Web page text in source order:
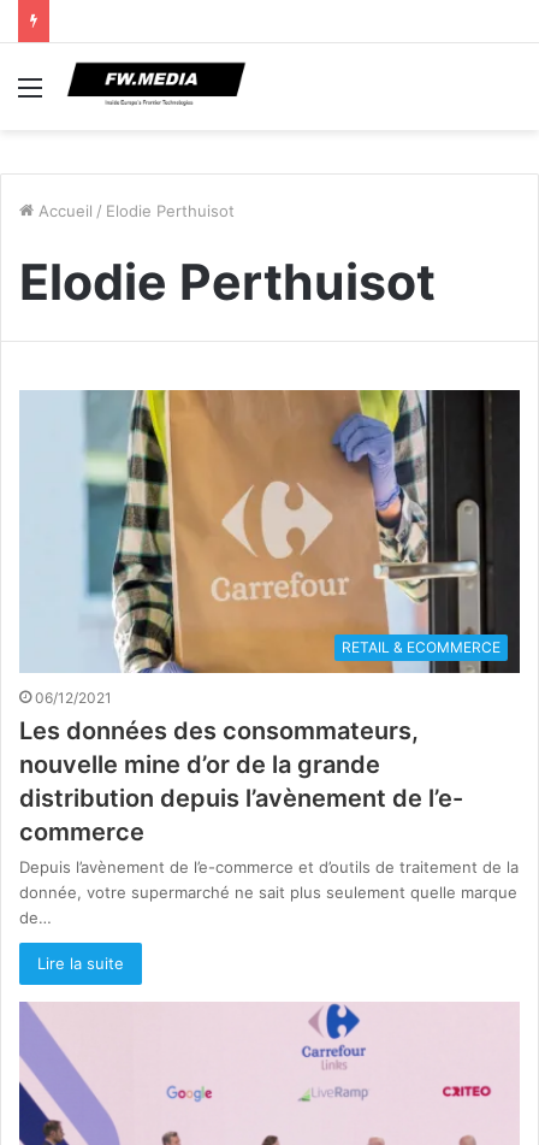
Menu
Accueil / Elodie Perthuisot
Elodie Perthuisot
RETAIL & ECOMMERCE
06/12/2021
Les données des consommateurs,
nouvelle mine d’or de la grande
distribution depuis l’avènement de l’e-
commerce
Depuis l’avènement de l’e-commerce et d’outils de traitement de la
donnée, votre supermarché ne sait plus seulement quelle marque
de…
Lire la suite